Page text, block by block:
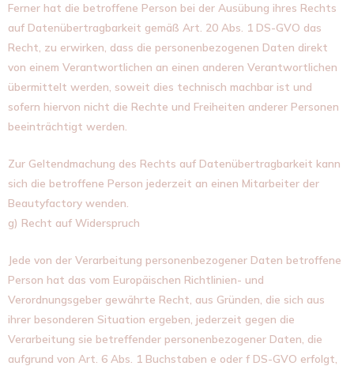
Ferner hat die betroffene Person bei der Ausübung ihres Rechts
auf Datenübertragbarkeit gemäß Art. 20 Abs. 1 DS-GVO das
Recht, zu erwirken, dass die personenbezogenen Daten direkt
von einem Verantwortlichen an einen anderen Verantwortlichen
übermittelt werden, soweit dies technisch machbar ist und
sofern hiervon nicht die Rechte und Freiheiten anderer Personen
beeinträchtigt werden.
Zur Geltendmachung des Rechts auf Datenübertragbarkeit kann
sich die betroffene Person jederzeit an einen Mitarbeiter der
Beautyfactory wenden.
g) Recht auf Widerspruch
Jede von der Verarbeitung personenbezogener Daten betroffene
Person hat das vom Europäischen Richtlinien- und
Verordnungsgeber gewährte Recht, aus Gründen, die sich aus
ihrer besonderen Situation ergeben, jederzeit gegen die
Verarbeitung sie betreffender personenbezogener Daten, die
aufgrund von Art. 6 Abs. 1 Buchstaben e oder f DS-GVO erfolgt,